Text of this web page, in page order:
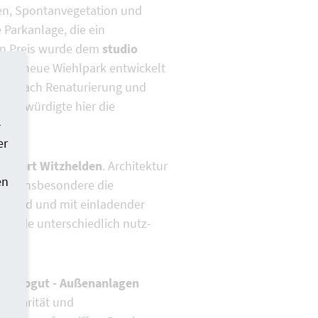
Spontanvegetation und
die ein
Preis wurde dem studio
Der neue Wiehlpark entwickelt
nach Renaturierung und
würdigte hier die
Witzhelden. Architektur
insbesondere die
und mit einladender
unterschiedlich nutz-
Treibgut - Außenanlagen
und